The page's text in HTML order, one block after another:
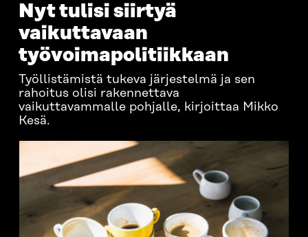
Nyt tulisi siirtyä
vaikuttavaan
työvoimapolitiikkaan
Työllistämistä tukeva järjestelmä ja sen
rahoitus olisi rakennettava
vaikuttavammalle pohjalle, kirjoittaa Mikko
Kesä.